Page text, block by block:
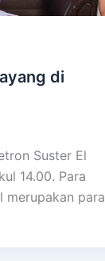
di
Suster El
14.00. Para
merupakan para